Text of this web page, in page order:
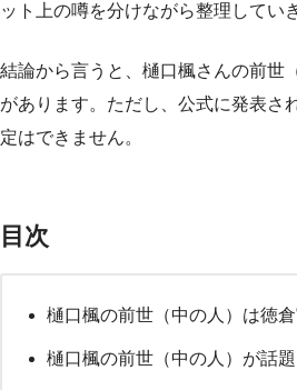
ット上の噂を分けながら整理してい
結論から言うと、樋口楓さんの前世
があります。ただし、公式に発表さ
定はできません。
目次
樋口楓の前世（中の人）は徳倉
樋口楓の前世（中の人）が話